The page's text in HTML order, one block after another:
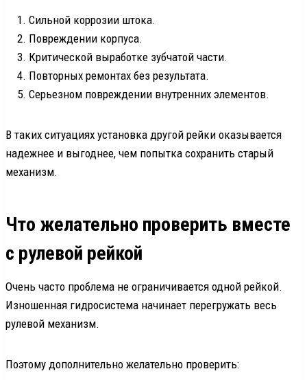
Сильной коррозии штока.
Повреждении корпуса.
Критической выработке зубчатой части.
Повторных ремонтах без результата.
Серьезном повреждении внутренних элементов.
В таких ситуациях установка другой рейки оказывается
надежнее и выгоднее, чем попытка сохранить старый
механизм.
Что желательно проверить вместе
с рулевой рейкой
Очень часто проблема не ограничивается одной рейкой.
Изношенная гидросистема начинает перегружать весь
рулевой механизм.
Поэтому дополнительно желательно проверить: